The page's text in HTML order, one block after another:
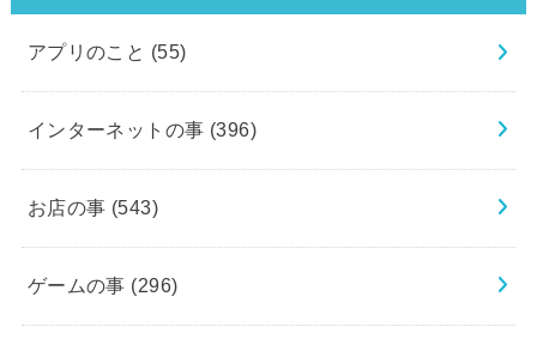
アプリのこと (55)
インターネットの事 (396)
お店の事 (543)
ゲームの事 (296)